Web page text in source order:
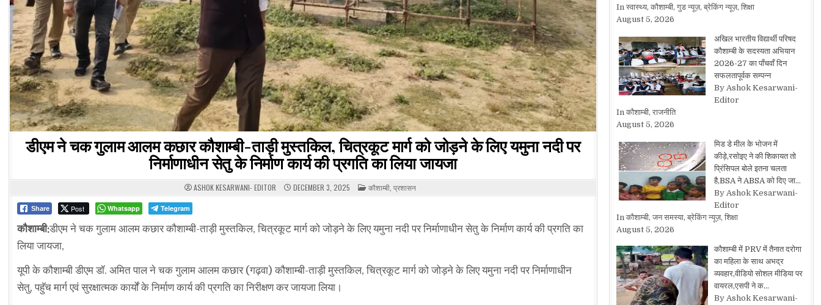
डीएम ने चक गुलाम आलम कछार कौशाम्बी-ताड़ी मुस्तकिल, चित्रकूट मार्ग को जोड़ने के लिए यमुना नदी पर
निर्माणाधीन सेतु के निर्माण कार्य की प्रगति का लिया जायजा
ASHOK KESARWANI- EDITOR DECEMBER 3, 2025 POSTED
IN
कौशाम्बी, प्रशासन
Share Post Whatsapp Telegram
कौशाम्बी:डीएम ने चक गुलाम आलम कछार कौशाम्बी-ताड़ी मुस्तकिल, चित्रकूट मार्ग को जोड़ने के लिए यमुना नदी पर निर्माणाधीन सेतु के निर्माण कार्य की प्रगति का
लिया जायजा,
यूपी के कौशाम्बी डीएम डॉ. अमित पाल ने चक गुलाम आलम कछार (गढ़वा) कौशाम्बी-ताड़ी मुस्तकिल, चित्रकूट मार्ग को जोड़ने के लिए यमुना नदी पर निर्माणाधीन
सेतु, पहुॅच मार्ग एवं सुरक्षात्मक कार्यों के निर्माण कार्य की प्रगति का निरीक्षण कर जायजा लिया।
In स्वास्थ्य, कौशाम्बी, गुड न्यूज़, ब्रेकिंग न्यूज़, शिक्षा
August 5, 2026
अखिल भारतीय विद्यार्थी परिषद
कौशाम्बी के सदस्यता अभियान
2026-27 का पाँचवाँ दिन
सफलतापूर्वक सम्पन्न
By Ashok Kesarwani-
Editor
In कौशाम्बी, राजनीति
August 5, 2026
मिड डे मील के भोजन में
कीड़े,रसोइए ने की शिकायत तो
प्रिंसिपल बोले इतना चलता
है,BSA ने ABSA को दिए जा…
By Ashok Kesarwani-
Editor
In कौशाम्बी, जन समस्या, ब्रेकिंग न्यूज़, शिक्षा
August 5, 2026
कौशाम्बी में PRV में तैनात दरोगा
का महिला के साथ अभद्र
व्यवहार,वीडियो सोशल मीडिया पर
वायरल,एसपी ने क…
By Ashok Kesarwani-